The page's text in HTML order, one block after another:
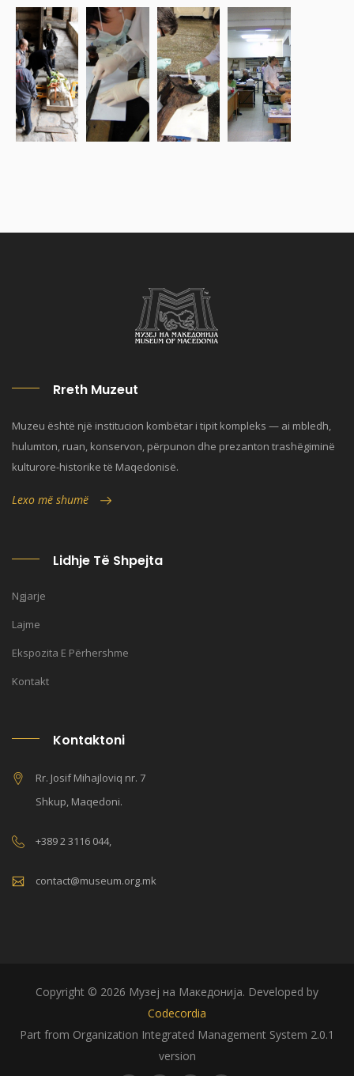
Rreth Muzeut
Muzeu është një institucion kombëtar i tipit kompleks — ai mbledh,
hulumton, ruan, konservon, përpunon dhe prezanton trashëgiminë
kulturore-historike të Maqedonisë.
Lexo më shumë
Lidhje Të Shpejta
Ngjarje
Lajme
Ekspozita E Përhershme
Kontakt
Kontaktoni
Rr. Josif Mihajloviq nr. 7
Shkup, Maqedoni.
+389 2 3116 044,
contact@museum.org.mk
Copyright © 2026 Музеј на Македонија. Developed by
Codecordia
Part from Organization Integrated Management System 2.0.1
version